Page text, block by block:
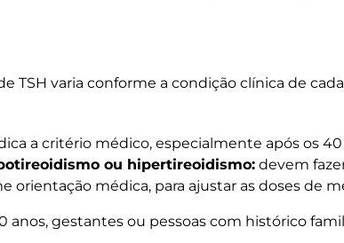
TSH varia conforme a condição clínica de
a critério médico, especialmente após os 40
ou hipertireoidismo:devem
orientação médica, para ajustar as doses de
anos, gestantes ou pessoas com histórico